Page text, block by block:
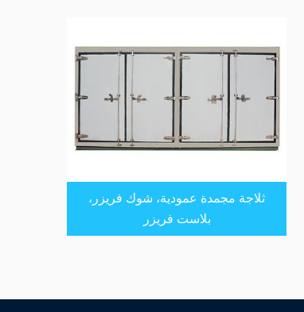
ثلاجة مجمدة عمودية، شوك فريزر،
بلاست فريزر